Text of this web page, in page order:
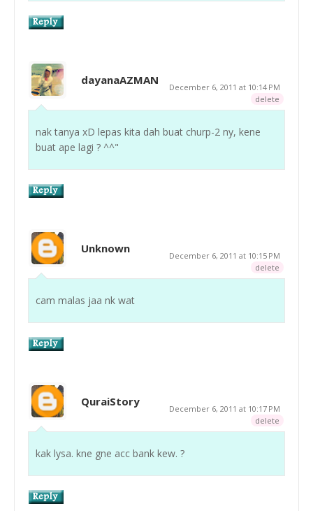
dayanaAZMAN
December 6, 2011 at 10:14 PM
delete
nak tanya xD lepas kita dah buat churp-2 ny, kene
buat ape lagi ? ^^"
Unknown
December 6, 2011 at 10:15 PM
delete
cam malas jaa nk wat
QuraiStory
December 6, 2011 at 10:17 PM
delete
kak lysa. kne gne acc bank kew. ?